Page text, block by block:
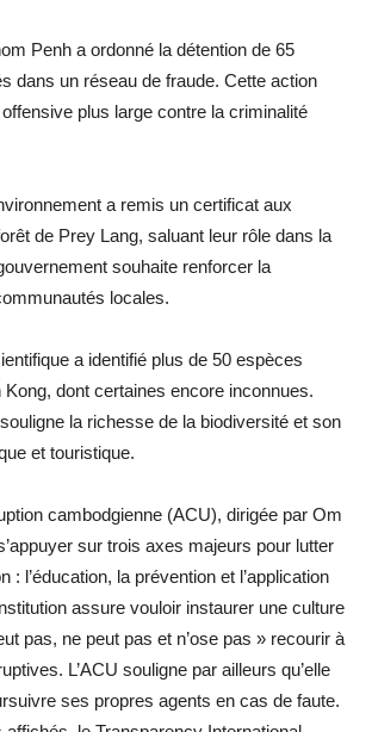
Penh a ordonné la détention de 65
dans un réseau de fraude. Cette action
plus large contre la criminalité
a remis un certificat aux
de Prey Lang, saluant leur rôle dans la
souhaite renforcer la
locales.
a identifié plus de 50 espèces
Kong, dont certaines encore inconnues.
la richesse de la biodiversité et son
et touristique.
cambodgienne (ACU), dirigée par Om
sur trois axes majeurs pour lutter
: l’éducation, la prévention et l’application
assure vouloir instaurer une culture
pas, ne peut pas et n’ose pas » recourir à
L’ACU souligne par ailleurs qu’elle
ses propres agents en cas de faute.